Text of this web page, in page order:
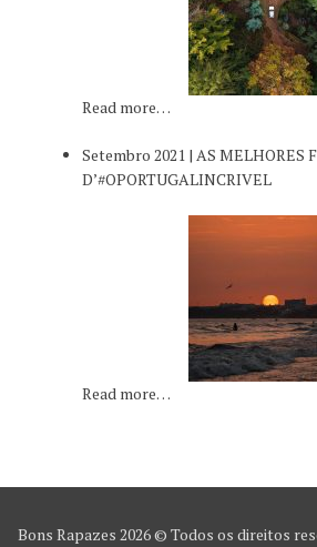
Read more…
Setembro 2021 | AS MELHORES
D’#OPORTUGALINCRIVEL
Read more…
Bons Rapazes 2026 © Todos os direitos